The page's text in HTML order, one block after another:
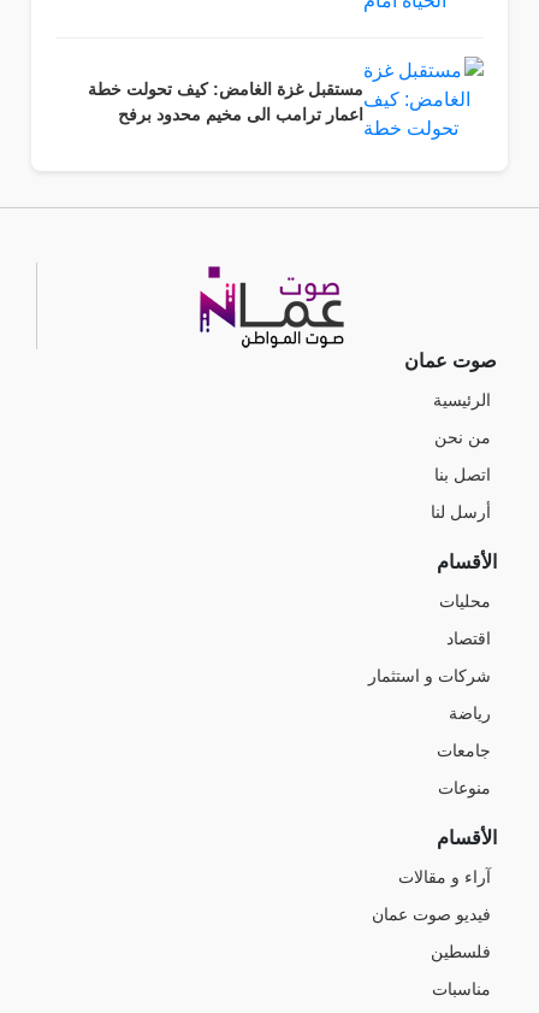
مستقبل غزة الغامض: كيف تحولت خطة
اعمار ترامب الى مخيم محدود برفح
صوت عمان
الرئيسية
من نحن
اتصل بنا
أرسل لنا
الأقسام
محليات
اقتصاد
شركات و استثمار
رياضة
جامعات
منوعات
الأقسام
آراء و مقالات
فيديو صوت عمان
فلسطين
مناسبات